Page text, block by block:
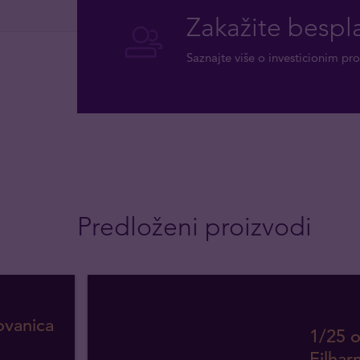
Zakažite
Saznajte više o investicionim
Predloženi proizvodi
1/25